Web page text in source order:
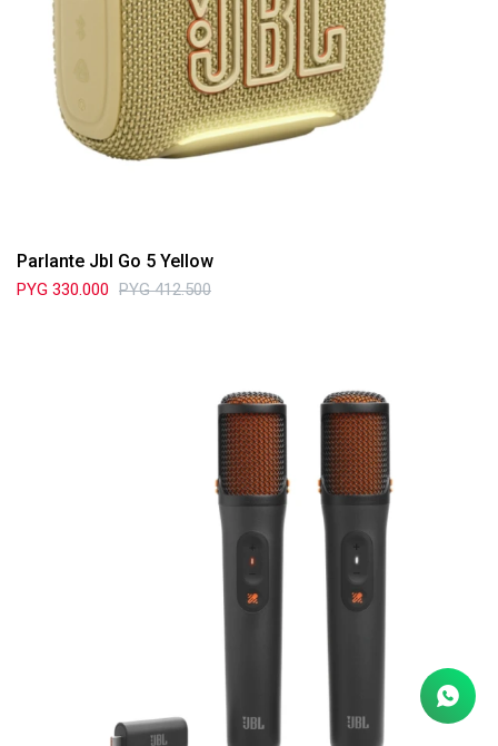
Parlante Jbl Go 5 Yellow
PYG 330.000 PYG 412.500